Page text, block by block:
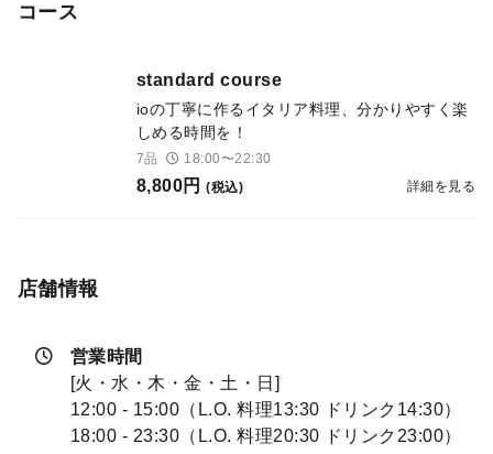
コース
standard course
ioの丁寧に作るイタリア料理、分かりやすく楽
しめる時間を！
7品 18:00〜22:30
8,800円 (税込) 詳細を見る
店舗情報
営業時間
[火・水・木・金・土・日]
12:00 - 15:00（L.O. 料理13:30 ドリンク14:30）
18:00 - 23:30（L.O. 料理20:30 ドリンク23:00）